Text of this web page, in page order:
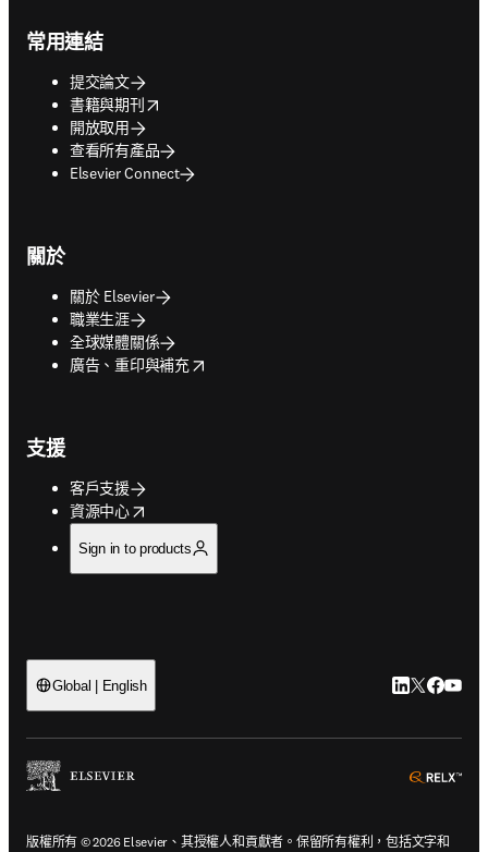
常用連結
提交論文
書籍與期刊
opens in new tab/window
開放取用
查看所有產品
Elsevier Connect
關於
關於 Elsevier
職業生涯
全球媒體關係
廣告、重印與補充
opens in new tab/window
支援
客戶支援
資源中心
opens in new tab/window
Sign in to products
Global | English LinkedIn 打
Twitter 打
版權所有 © 2026 Elsevier、其授權人和貢獻者。保留所有權利，包括文字和